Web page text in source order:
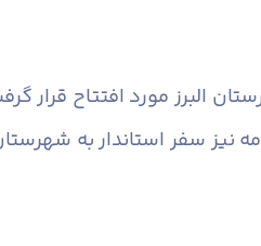
و خدماتی در شهرستان البرز مورد
نیز سفر استاندار به